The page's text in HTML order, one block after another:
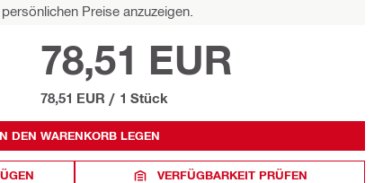
Preise anzuzeigen.
78,51 EUR
78,51 EUR / 1 Stück
DEN WARENKORB LEGEN
VERFÜGBARKEIT PRÜFEN